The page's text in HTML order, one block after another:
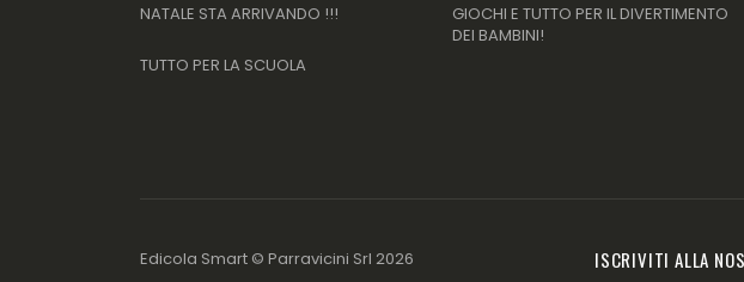
NATALE STA ARRIVANDO !!!
GIOCHI E TUTTO PER IL DIVERTIMENTO
DEI BAMBINI!
TUTTO PER LA SCUOLA
Edicola Smart © Parravicini Srl 2026 ISCRIVITI ALLA